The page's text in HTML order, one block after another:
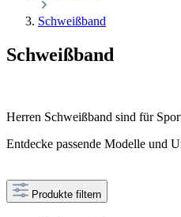
Schweißband
Schweißband
Herren Schweißband sind für
Entdecke passende Modelle und
Produkte filtern